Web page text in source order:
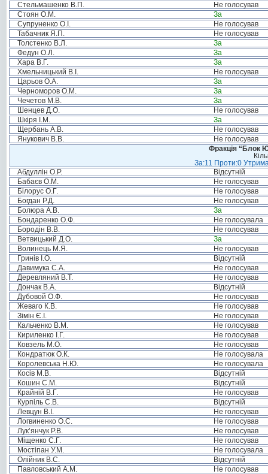
Стельмашенко В.П.
Не голосував
Стоян О.М.
За
Супруненко О.І.
Не голосував
Табачник Я.П.
Не голосував
Толстенко В.Л.
За
Федун О.Л.
За
Хара В.Г.
За
Хмельницький В.І.
Не голосував
Царьов О.А.
За
Черноморов О.М.
За
Чечетов М.В.
За
Шенцев Д.О.
Не голосував
Шкіря І.М.
За
Щербань А.В.
Не голосував
Янукович В.В.
Не голосував
Фракція “Блок
За:11 Проти:0
Абдуллін О.Р.
Відсутній
Бабаєв О.М.
Не голосував
Білорус О.Г.
Не голосував
Богдан Р.Д.
Не голосував
Болюра А.В.
За
Бондаренко О.Ф.
Не голосувала
Бородін В.В.
Не голосував
Ветвицький Д.О.
За
Волинець М.Я.
Не голосував
Гринів І.О.
Відсутній
Давимука С.А.
Не голосував
Деревляний В.Т.
Не голосував
Дончак В.А.
Відсутній
Дубовой О.Ф.
Не голосував
Жеваго К.В.
Не голосував
Зімін Є.І.
Не голосував
Кальченко В.М.
Не голосував
Кириленко І.Г.
Не голосував
Ковзель М.О.
Не голосував
Кондратюк О.К.
Не голосувала
Королевська Н.Ю.
Не голосувала
Косів М.В.
Відсутній
Кошин С.М.
Відсутній
Крайній В.Г.
Не голосував
Курпіль С.В.
Відсутній
Левцун В.І.
Не голосував
Логвиненко О.С.
Не голосував
Лук’янчук Р.В.
Не голосував
Міщенко С.Г.
Не голосував
Мостіпан У.М.
Не голосувала
Олійник В.С.
Відсутній
Павловський А.М.
Не голосував